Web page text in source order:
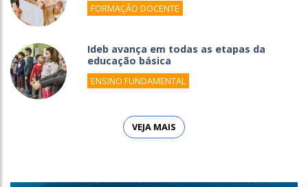
FORMAÇÃO DOCENTE
Ideb avança em todas as etapas da
educação básica
ENSINO FUNDAMENTAL
VEJA MAIS